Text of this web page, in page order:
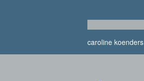
caroline koenders